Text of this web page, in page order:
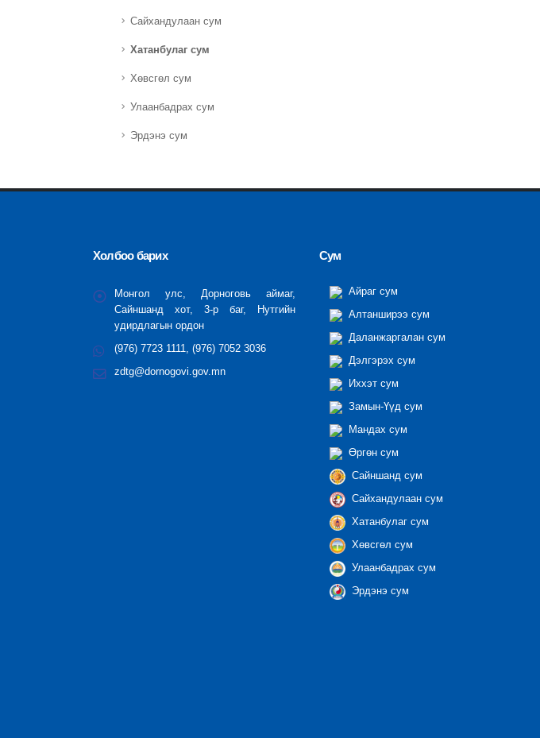
Сайхандулаан сум
Хатанбулаг сум
Хөвсгөл сум
Улаанбадрах сум
Эрдэнэ сум
Холбоо барих
Монгол улс, Дорноговь аймаг,
Сайншанд хот, 3-р баг, Нутгийн
удирдлагын ордон
(976) 7723 1111, (976) 7052 3036
zdtg@dornogovi.gov.mn
Сум
Айраг сум
Алтанширээ сум
Даланжаргалан сум
Дэлгэрэх сум
Иххэт сум
Замын-Үүд сум
Мандах сум
Өргөн сум
Сайншанд сум
Сайхандулаан сум
Хатанбулаг сум
Хөвсгөл сум
Улаанбадрах сум
Эрдэнэ сум